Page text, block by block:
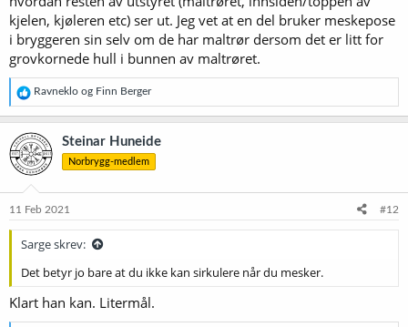
kjelen, kjøleren etc) ser ut. Jeg vet at en del bruker meskepose
i bryggeren sin selv om de har maltrør dersom det er litt for
grovkornede hull i bunnen av maltrøret.
R
e
a
k
s
j
o
e
Ravneklo og Finn Berger
Steinar Huneide
Norbrygg-medlem
11 Feb 2021 #12
Sarge skrev:
Det betyr jo bare at du ikke kan sirkulere når du mesker.
Klart han kan. Litermål.